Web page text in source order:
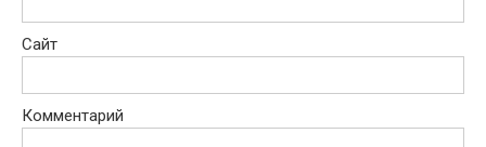
Сайт
Комментарий